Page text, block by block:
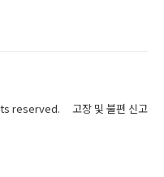
reserved. 고장 및 불편 신고